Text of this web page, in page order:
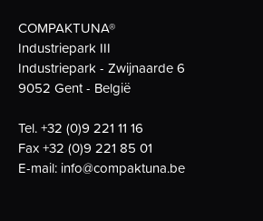
COMPAKTUNA®
Industriepark III
Industriepark - Zwijnaarde 6
9052 Gent - België
Tel.+32 (0)9 221 11 16
Fax+32 (0)9 221 85 01
E-mail: info@compaktuna.be